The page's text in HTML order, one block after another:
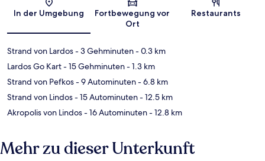
Karte
In der Umgebung
Fortbewegung vor
Ort
Restaurants
Strand von Lardos- 3 Gehminuten- 0.3 km
Lardos Go Kart- 15 Gehminuten- 1.3 km
Strand von Pefkos- 9 Autominuten- 6.8 km
Strand von Lindos- 15 Autominuten- 12.5 km
Akropolis von Lindos- 16 Autominuten- 12.8 km
Mehr zu dieser Unterkunft